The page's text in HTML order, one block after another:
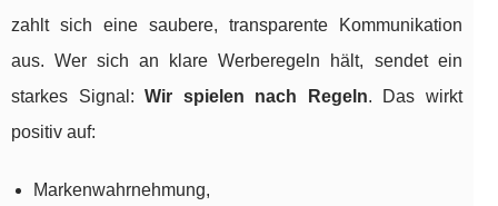
zahlt sich eine saubere, transparente Kommunikation
aus. Wer sich an klare Werberegeln hält, sendet ein
starkes Signal:Wir spielen nach Regeln. Das wirkt
positiv auf:
Markenwahrnehmung,